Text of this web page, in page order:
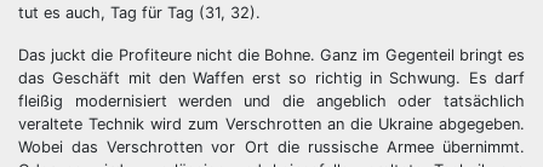
tut es auch, Tag für Tag (31, 32).
Das juckt die Profiteure nicht die Bohne. Ganz im Gegenteil bringt es
das Geschäft mit den Waffen erst so richtig in Schwung. Es darf
fleißig modernisiert werden und die angeblich oder tatsächlich
veraltete Technik wird zum Verschrotten an die Ukraine abgegeben.
Wobei das Verschrotten vor Ort die russische Armee übernimmt.